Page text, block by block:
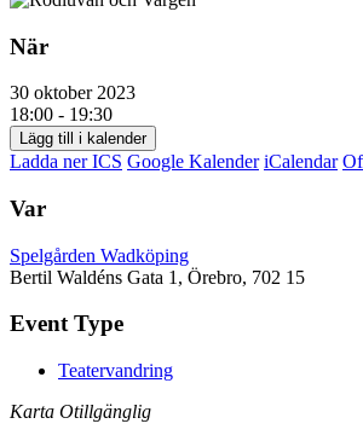
När
30 oktober 2023
18:00 - 19:30
Lägg till i kalender
Ladda ner ICS Google Kalender iCalendar
Var
Spelgården Wadköping
Bertil Waldéns Gata 1, Örebro, 702 15
Event Type
Teatervandring
Karta Otillgänglig